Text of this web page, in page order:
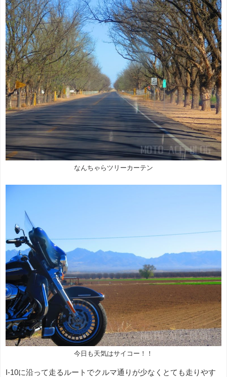
なんちゃらツリーカーテン
今日も天気はサイコー！！
I-10に沿って走るルートでクルマ通りが少なくとても走りやす